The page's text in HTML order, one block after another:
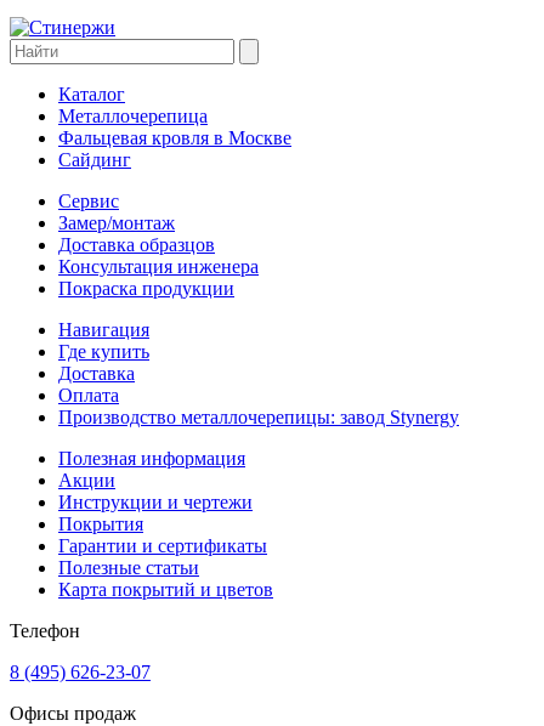
Каталог
Металлочерепица
Фальцевая кровля в Москве
Сайдинг
Сервис
Замер/монтаж
Доставка образцов
Консультация инженера
Покраска продукции
Навигация
Где купить
Доставка
Оплата
Производство металлочерепицы: завод Stynergy
Полезная информация
Акции
Инструкции и чертежи
Покрытия
Гарантии и сертификаты
Полезные статьи
Карта покрытий и цветов
Телефон
8 (495) 626-23-07
Офисы продаж